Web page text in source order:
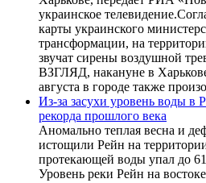
украинское
карты украинского
трансформации, на
звучат сирены воздушной
ВЗГЛЯД, накануне в
августа в городе также
Из-за засухи уровень воды в
рекорда прошлого века
Аномально теплая весна и
истощили Рейн на
протекающей воды упал до
Уровень реки Рейн на